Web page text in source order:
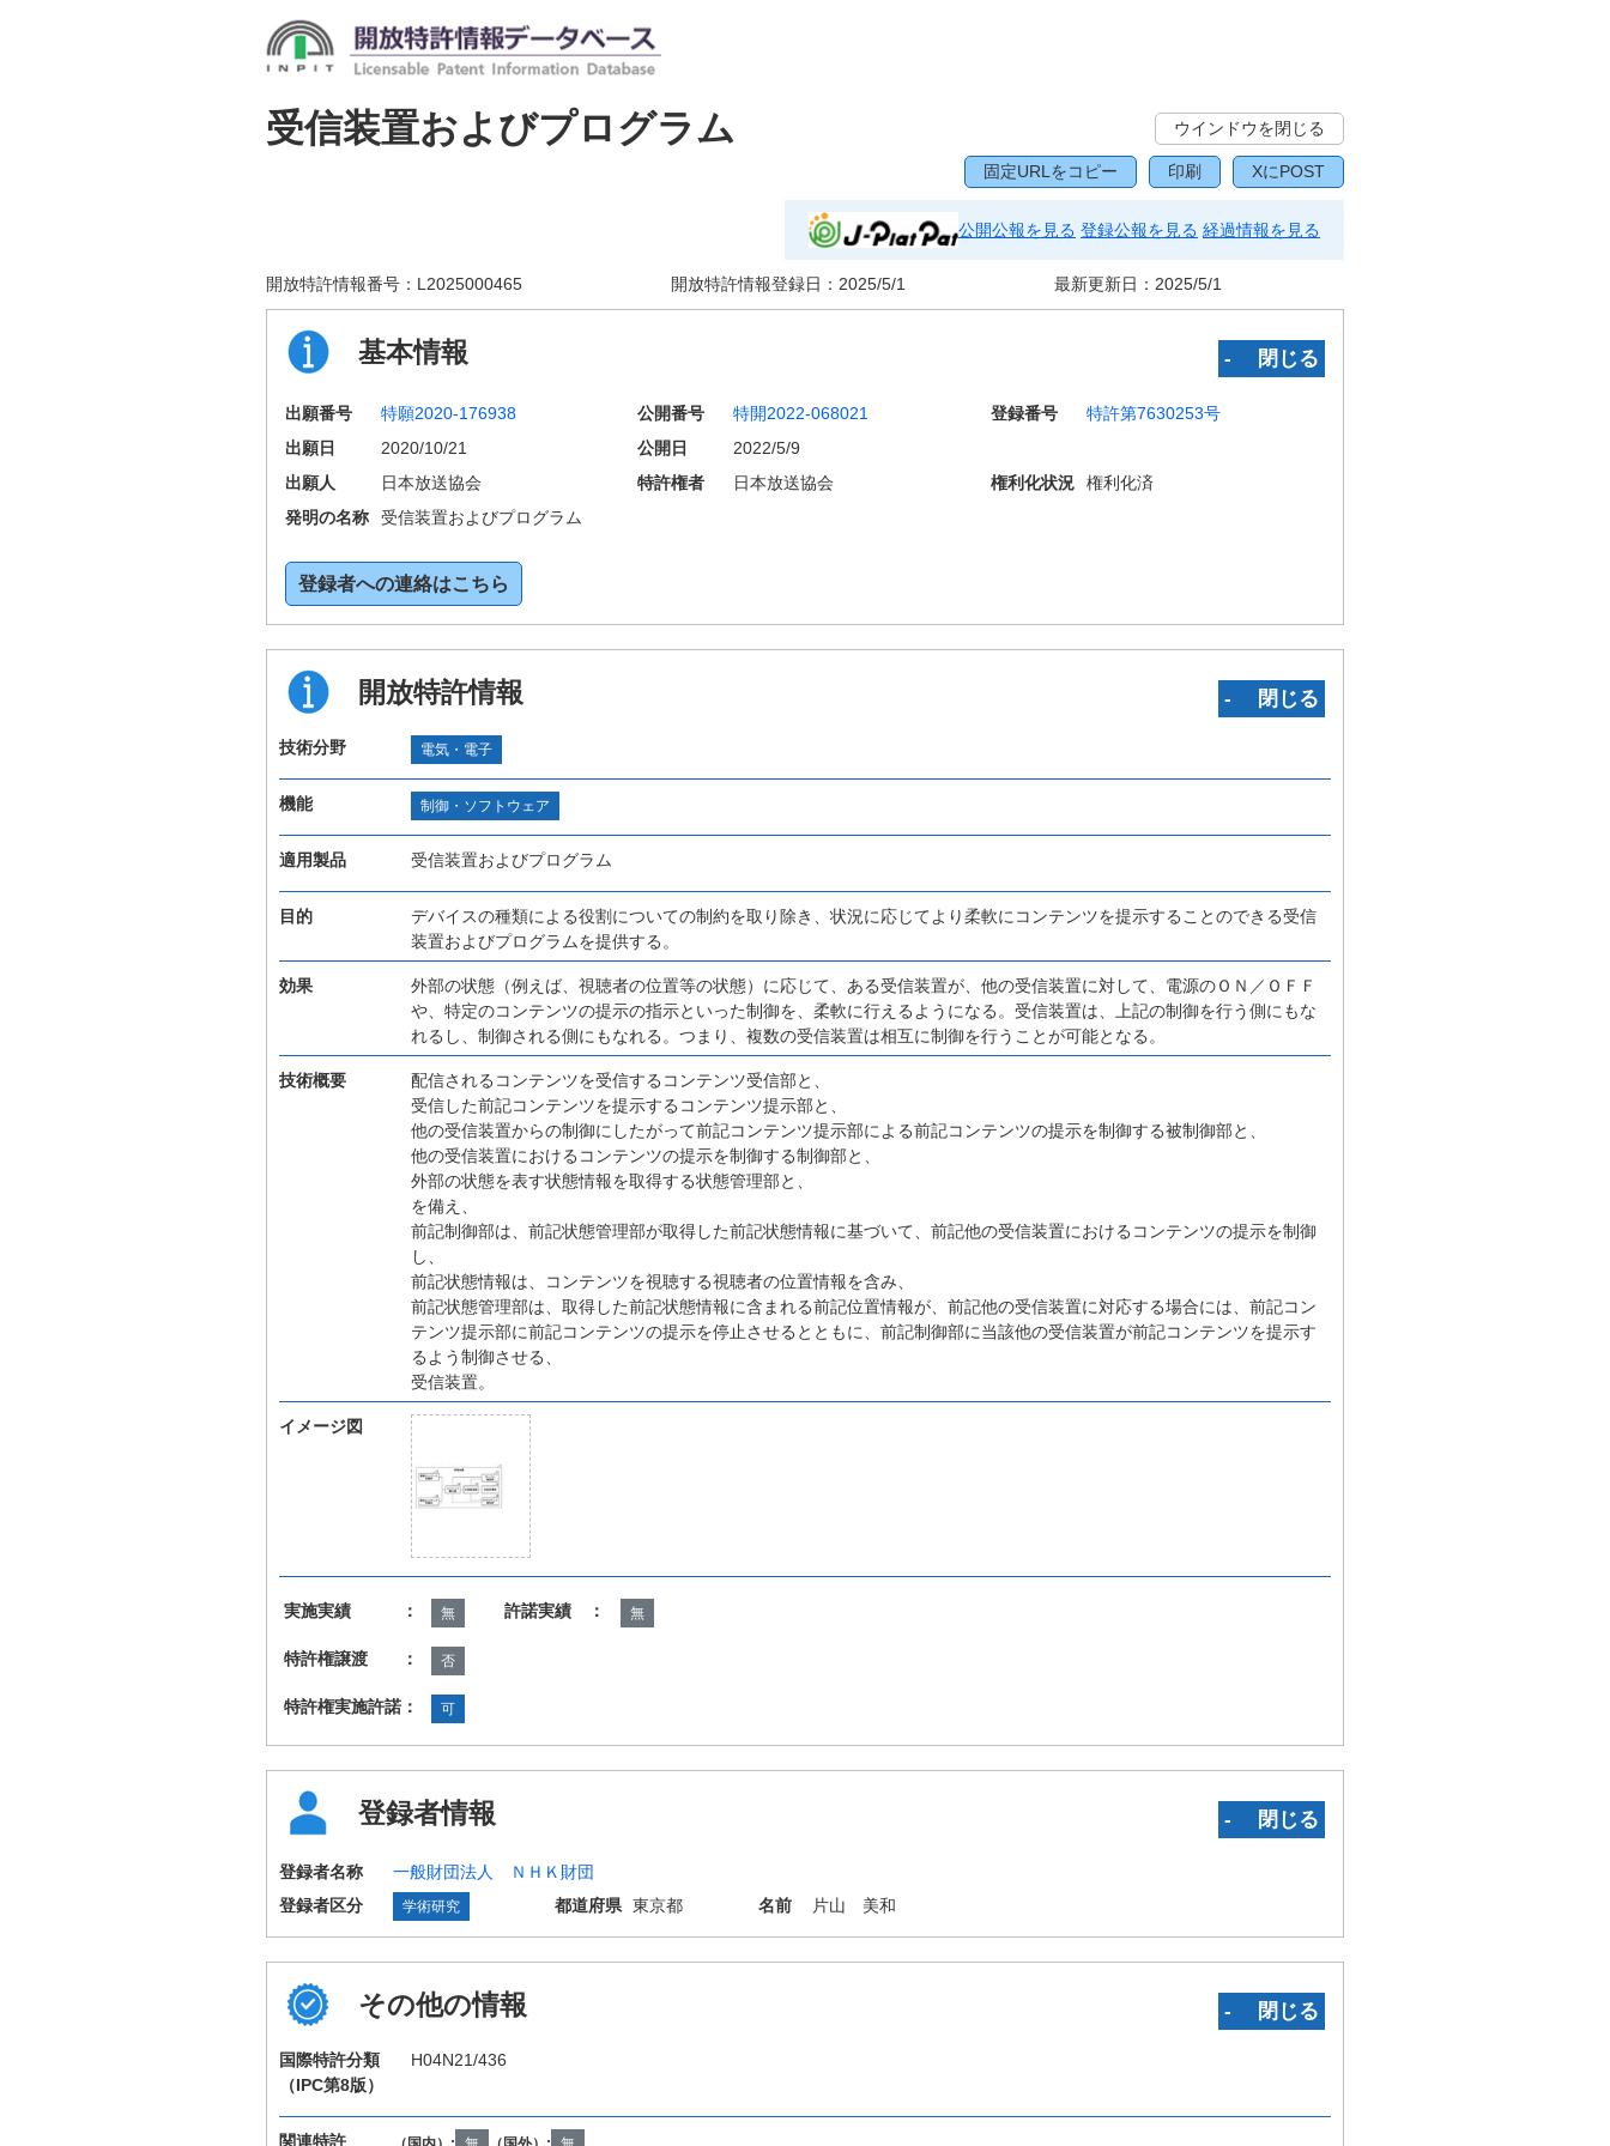
受信装置およびプログラム ウインドウを閉じる
固定URLをコピー 印刷 XにPOST
公開公報を見る 登録公報を見る 経過情報を見る
開放特許情報番号： L2025000465 開放特許情報登録日： 2025/5/1 最新更新日： 2025/5/1
基本情報 ‐ 閉じる
出願番号 特願2020-176938 公開番号 特開2022-068021 登録番号
特許第7630253号
出願日
2020/10/21 公開日
2022/5/9
出願人
日本放送協会 特許権者 日本放送協会 権利化状況
権利化済
発明の名称
受信装置およびプログラム
登録者への連絡はこちら
開放特許情報 ‐ 閉じる
技術分野 電気・電子
機能 制御・ソフトウェア
適用製品 受信装置およびプログラム
目的
デバイスの種類による役割についての制約を取り除き、状況に応じてより柔軟にコンテンツを提示することのできる受信
装置およびプログラムを提供する。
効果
外部の状態（例えば、視聴者の位置等の状態）に応じて、ある受信装置が、他の受信装置に対して、電源のＯＮ／ＯＦＦ
や、特定のコンテンツの提示の指示といった制御を、柔軟に行えるようになる。受信装置は、上記の制御を行う側にもな
れるし、制御される側にもなれる。つまり、複数の受信装置は相互に制御を行うことが可能となる。
技術概要
配信されるコンテンツを受信するコンテンツ受信部と、
受信した前記コンテンツを提示するコンテンツ提示部と、
他の受信装置からの制御にしたがって前記コンテンツ提示部による前記コンテンツの提示を制御する被制御部と、
他の受信装置におけるコンテンツの提示を制御する制御部と、
外部の状態を表す状態情報を取得する状態管理部と、
を備え、
前記制御部は、前記状態管理部が取得した前記状態情報に基づいて、前記他の受信装置におけるコンテンツの提示を制御
し、
前記状態情報は、コンテンツを視聴する視聴者の位置情報を含み、
前記状態管理部は、取得した前記状態情報に含まれる前記位置情報が、前記他の受信装置に対応する場合には、前記コン
テンツ提示部に前記コンテンツの提示を停止させるとともに、前記制御部に当該他の受信装置が前記コンテンツを提示す
るよう制御させる、
受信装置。
イメージ図
実施実績 ： 無 許諾実績 ： 無
特許権譲渡 ： 否
特許権実施許諾： 可
登録者情報 ‐ 閉じる
登録者名称
一般財団法人 ＮＨＫ財団
登録者区分
学術研究 都道府県 東京都 名前 片山 美和
その他の情報 ‐ 閉じる
国際特許分類
（IPC第8版）
H04N21/436
関連特許